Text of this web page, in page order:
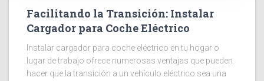
Facilitando la Transición: Instalar
Cargador para Coche Eléctrico
Instalar cargador para coche eléctrico en tu hogar o
lugar de trabajo ofrece numerosas ventajas que pueden
hacer que la transición a un vehículo eléctrico sea una